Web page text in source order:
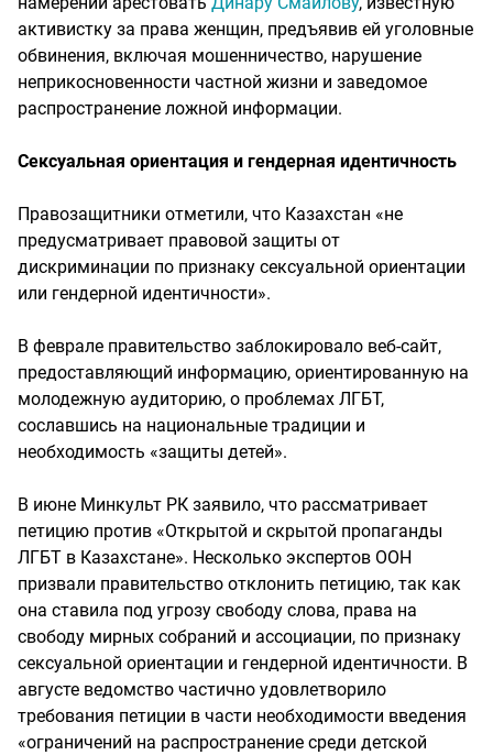
активистку за права женщин, предъявив ей уголовные
обвинения, включая мошенничество, нарушение
неприкосновенности частной жизни и заведомое
распространение ложной информации.
Сексуальная ориентация и гендерная идентичность
Правозащитники отметили, что Казахстан «не
предусматривает правовой защиты от
дискриминации по признаку сексуальной ориентации
или гендерной идентичности».
В феврале правительство заблокировало веб-сайт,
предоставляющий информацию, ориентированную на
молодежную аудиторию, о проблемах ЛГБТ,
сославшись на национальные традиции и
необходимость «защиты детей».
В июне Минкульт РК заявило, что рассматривает
петицию против «Открытой и скрытой пропаганды
ЛГБТ в Казахстане». Несколько экспертов ООН
призвали правительство отклонить петицию, так как
она ставила под угрозу свободу слова, права на
свободу мирных собраний и ассоциации, по признаку
сексуальной ориентации и гендерной идентичности. В
августе ведомство частично удовлетворило
требования петиции в части необходимости введения
«ограничений на распространение среди детской